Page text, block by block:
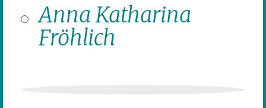
Anna Katharina
Fröhlich